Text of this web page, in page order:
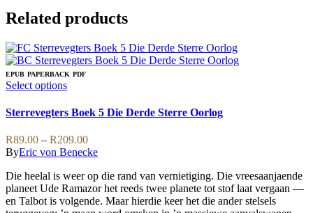
Related products
EPUB PAPERBACK PDF
Select optionsThis
has
variants.
The
options
may
be
chosen
on
Sterrevegters Boek 5 Die Derde Sterre Oorlog
R89.00 – R209.00Price
range:
through
R209.00
ByEric von Benecke
Die heelal is weer op die rand van vernietiging. Die vreesaanjaende
planeet Ude Ramazor het reeds twee planete tot stof laat vergaan —
en Talbot is volgende. Maar hierdie keer het die ander stelsels